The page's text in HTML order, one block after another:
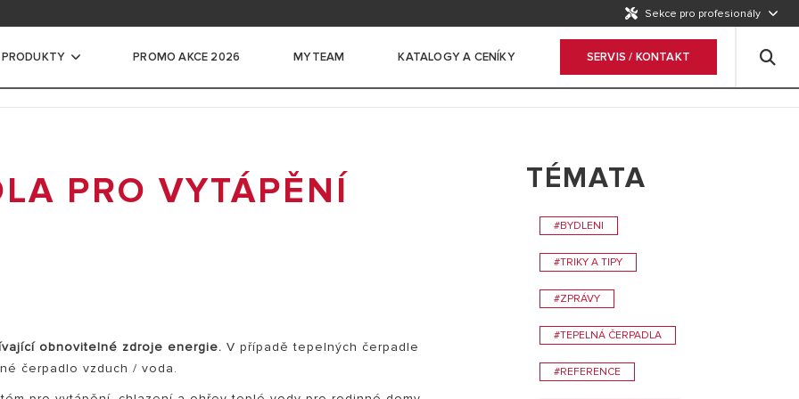
Sekce pro profesionály
ZÁSOBNÍKOVÉ OHŘÍVAČE VODY
PROMO AKCE 2026 MYTEAM KATALOGY A CENÍKY SERVIS / KONTAKT
PRO VYTÁPĚNÍ
obnovitelné zdroje energie. V případě tepelných čerpadle
čerpadlo vzduch / voda.
TÉMATA
#BYDLENI
#TRIKY A TIPY
#ZPRÁVY
#TEPELNÁ ČERPADLA
#REFERENCE